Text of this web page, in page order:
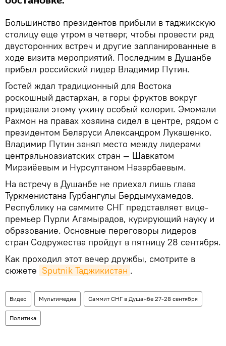
Большинство президентов прибыли в таджикскую
столицу еще утром в четверг, чтобы провести ряд
двусторонних встреч и другие запланированные в
ходе визита мероприятий. Последним в Душанбе
прибыл российский лидер Владимир Путин.
Гостей ждал традиционный для Востока
роскошный дастархан, а горы фруктов вокруг
придавали этому ужину особый колорит. Эмомали
Рахмон на правах хозяина сидел в центре, рядом с
президентом Беларуси Александром Лукашенко.
Владимир Путин занял место между лидерами
центральноазиатских стран — Шавкатом
Мирзиёевым и Нурсултаном Назарбаевым.
На встречу в Душанбе не приехал лишь глава
Туркменистана Гурбангулы Бердымухамедов.
Республику на саммите СНГ представляет вице-
премьер Пурли Агамырадов, курирующий науку и
образование. Основные переговоры лидеров
стран Содружества пройдут в пятницу 28 сентября.
Как проходил этот вечер дружбы, смотрите в
сюжете Sputnik Таджикистан .
Видео Мультимедиа Саммит СНГ в Душанбе 27-28 сентября
Политика